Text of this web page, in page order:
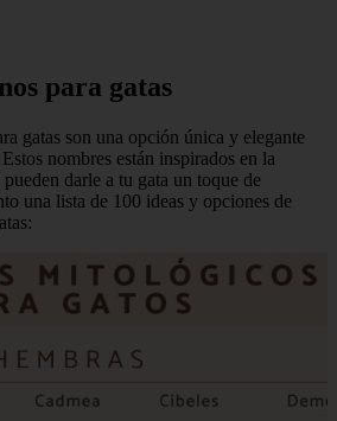
para gatas
gatas son una opción única y elegante
nombres están inspirados en la
darle a tu gata un toque de
una lista de 100 ideas y opciones de